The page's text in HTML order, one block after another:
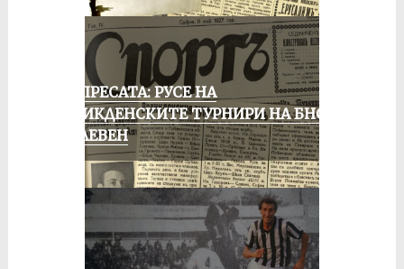
ОТ ПРЕСАТА: РУСЕ НА
ВЕЛИКДЕНСКИТЕ ТУРНИРИ НА БНСФ
В ПЛЕВЕН